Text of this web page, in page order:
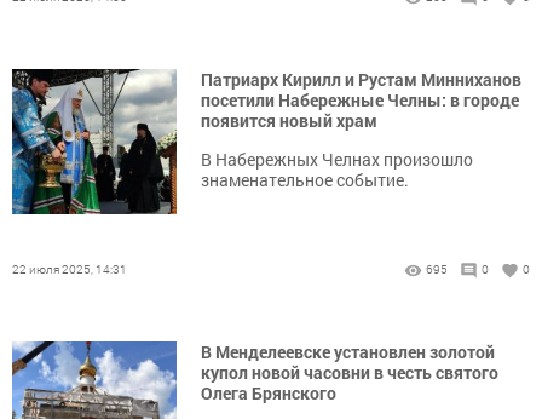
Патриарх Кирилл и Рустам Минниханов
посетили Набережные Челны: в городе
появится новый храм
В Набережных Челнах произошло
знаменательное событие.
22 июля 2025, 14:31 695 0 0
В Менделеевске установлен золотой
купол новой часовни в честь святого
Олега Брянского